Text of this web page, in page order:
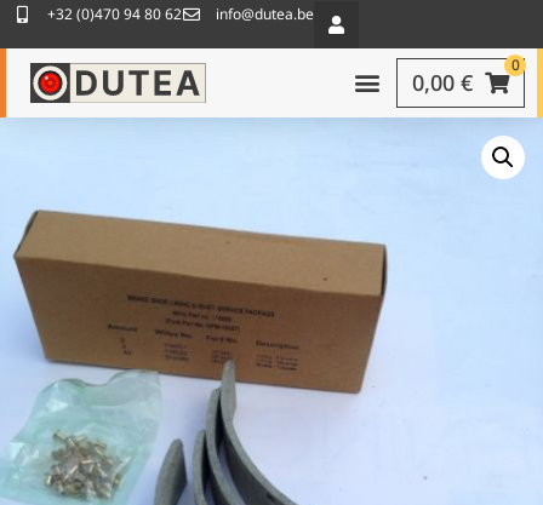
+32 (0)470 94 80 62 info@dutea.be
0
0,00 €